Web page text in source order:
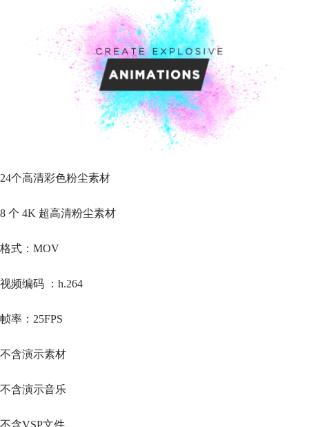
24个高清彩色粉尘素材
8 个 4K 超高清粉尘素材
格式：MOV
视频编码 ：h.264
帧率：25FPS
不含演示素材
不含演示音乐
不含VSP文件